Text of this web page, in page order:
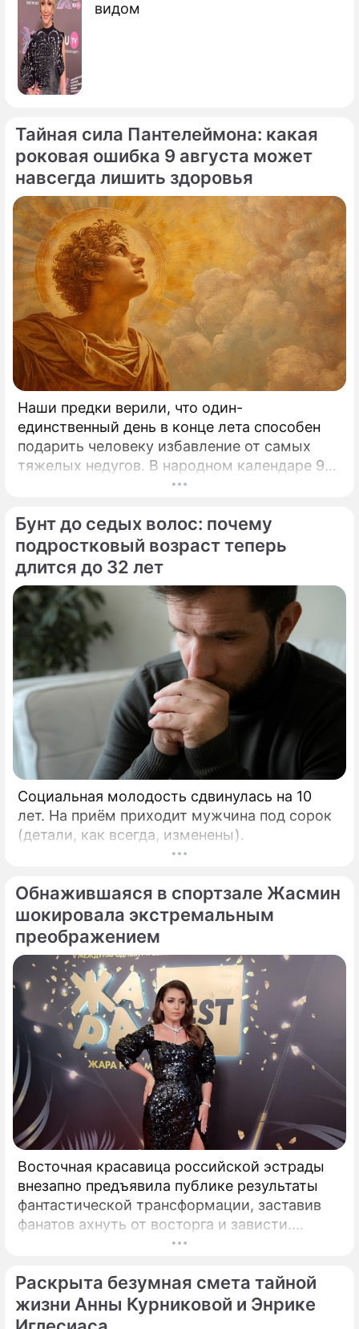
видом
Тайная сила Пантелеймона: какая
роковая ошибка 9 августа может
навсегда лишить здоровья
Наши предки верили, что один-
единственный день в конце лета способен
подарить человеку избавление от самых
тяжелых недугов. В народном календаре 9
августа занимает особое, почти
Бунт до седых волос: почему
подростковый возраст теперь
длится до 32 лет
Социальная молодость сдвинулась на 10
лет. На приём приходит мужчина под сорок
(детали, как всегда, изменены).
Обнажившаяся в спортзале Жасмин
шокировала экстремальным
преображением
Восточная красавица российской эстрады
внезапно предъявила публике результаты
фантастической трансформации, заставив
фанатов ахнуть от восторга и зависти.
Знаменитая певица Жасмин всегда
формами, однако ее свежие снимки
спровоцировали настоящую бурю в Сети.
Раскрыта безумная смета тайной
жизни Анны Курниковой и Энрике